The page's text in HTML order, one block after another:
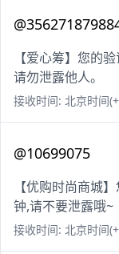
【爱心筹】您的
请勿泄露他人。
接收时间: 北京时间
@10699075
【优购时尚商城
钟,请不要泄露哦~
接收时间: 北京时间